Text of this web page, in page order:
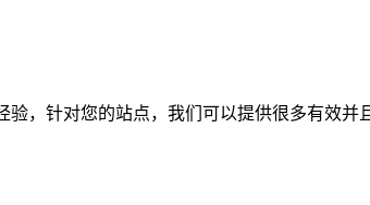
验，针对您的站点，我们可以提供很多有效